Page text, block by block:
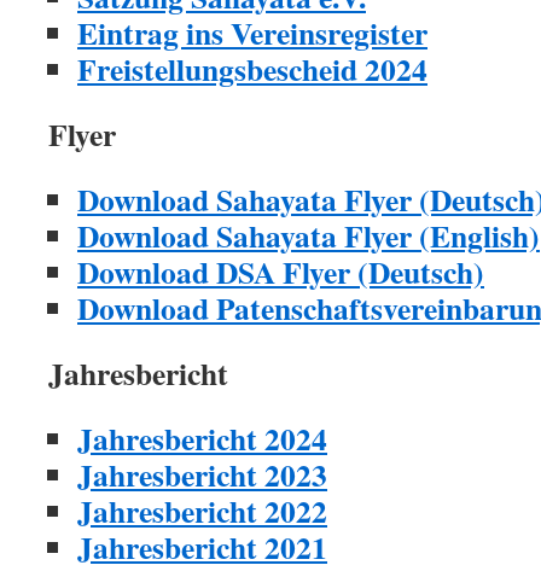
Eintrag ins Vereinsregister
Freistellungsbescheid 2024
Flyer
Download Sahayata Flyer
Download Sahayata Flyer (English)
Download DSA Flyer (Deutsch)
Download
Jahresbericht
Jahresbericht 2024
Jahresbericht 2023
Jahresbericht 2022
Jahresbericht 2021